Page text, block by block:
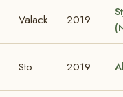
Valack 2019
Sto 2019